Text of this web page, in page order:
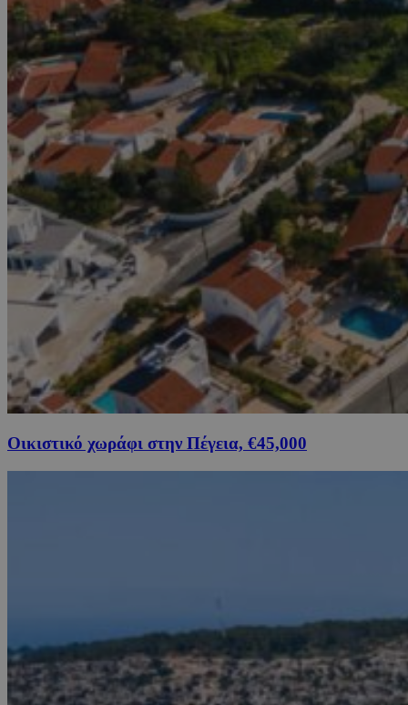
Οικιστικό χωράφι στην Πέγεια, €45,000